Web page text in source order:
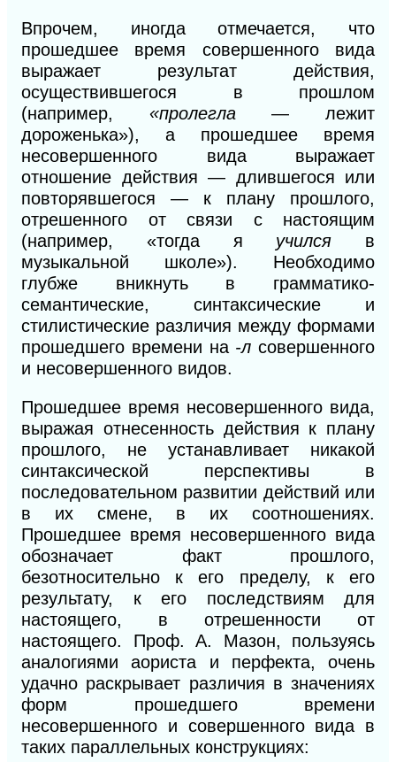
Впрочем, иногда отмечается, что
прошедшее время совершенного вида
выражает результат действия,
осуществившегося в прошлом
(например, «пролегла— лежит
дороженька»), а прошедшее время
несовершенного вида выражает
отношение действия — длившегося или
повторявшегося — к плану прошлого,
отрешенного от связи с настоящим
(например, «тогда я учился в
музыкальной школе»). Необходимо
глубже вникнуть в грамматико-
семантические, синтаксические и
стилистические различия между формами
прошедшего времени на -л совершенного
и несовершенного видов.
Прошедшее время несовершенного вида,
выражая отнесенность действия к плану
прошлого, не устанавливает никакой
синтаксической перспективы в
последовательном развитии действий или
в их смене, в их соотношениях.
Прошедшее время несовершенного вида
обозначает факт прошлого,
безотносительно к его пределу, к его
результату, к его последствиям для
настоящего, в отрешенности от
настоящего. Проф. А. Мазон, пользуясь
аналогиями аориста и перфекта, очень
удачно раскрывает различия в значениях
форм прошедшего времени
несовершенного и совершенного вида в
таких параллельных конструкциях: